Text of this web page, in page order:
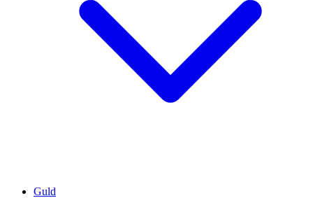
Guld